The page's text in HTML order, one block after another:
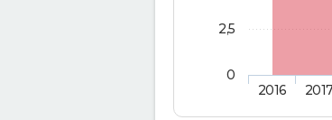
2016
0
2,5